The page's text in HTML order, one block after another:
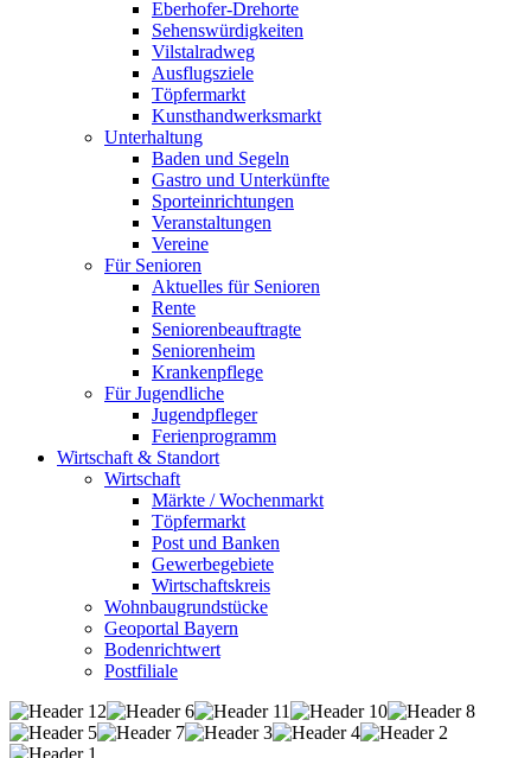
Eberhofer-Drehorte
Sehenswürdigkeiten
Vilstalradweg
Ausflugsziele
Töpfermarkt
Kunsthandwerksmarkt
Unterhaltung
Baden und Segeln
Gastro und Unterkünfte
Sporteinrichtungen
Veranstaltungen
Vereine
Für Senioren
Aktuelles für Senioren
Rente
Seniorenbeauftragte
Seniorenheim
Krankenpflege
Für Jugendliche
Jugendpfleger
Ferienprogramm
Wirtschaft & Standort
Wirtschaft
Märkte / Wochenmarkt
Töpfermarkt
Post und Banken
Gewerbegebiete
Wirtschaftskreis
Wohnbaugrundstücke
Geoportal Bayern
Bodenrichtwert
Postfiliale